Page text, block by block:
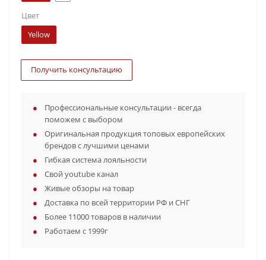
Цвет
Yellow
Получить консультацию
Профессиональные консультации - всегда
поможем с выбором
Оригинальная продукция топовых европейских
брендов с лучшими ценами
Гибкая система лояльности
Свой youtube канал
Живые обзоры на товар
Доставка по всей территории РФ и СНГ
Более 11000 товаров в наличии
Работаем с 1999г